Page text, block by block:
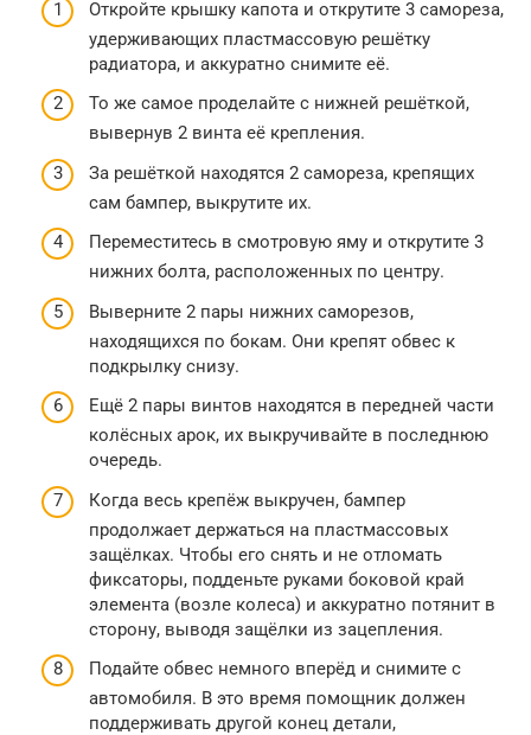
Откройте крышку капота и открутите 3 самореза,
удерживающих пластмассовую решётку
радиатора, и аккуратно снимите её.
То же самое проделайте с нижней решёткой,
вывернув 2 винта её крепления.
За решёткой находятся 2 самореза, крепящих
сам бампер, выкрутите их.
Переместитесь в смотровую яму и открутите 3
нижних болта, расположенных по центру.
Выверните 2 пары нижних саморезов,
находящихся по бокам. Они крепят обвес к
подкрылку снизу.
Ещё 2 пары винтов находятся в передней части
колёсных арок, их выкручивайте в последнюю
очередь.
Когда весь крепёж выкручен, бампер
продолжает держаться на пластмассовых
защёлках. Чтобы его снять и не отломать
фиксаторы, подденьте руками боковой край
элемента (возле колеса) и аккуратно потянит в
сторону, выводя защёлки из зацепления.
Подайте обвес немного вперёд и снимите с
автомобиля. В это время помощник должен
поддерживать другой конец детали,